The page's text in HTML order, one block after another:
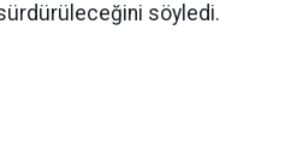
sürdürüleceğini söyledi.